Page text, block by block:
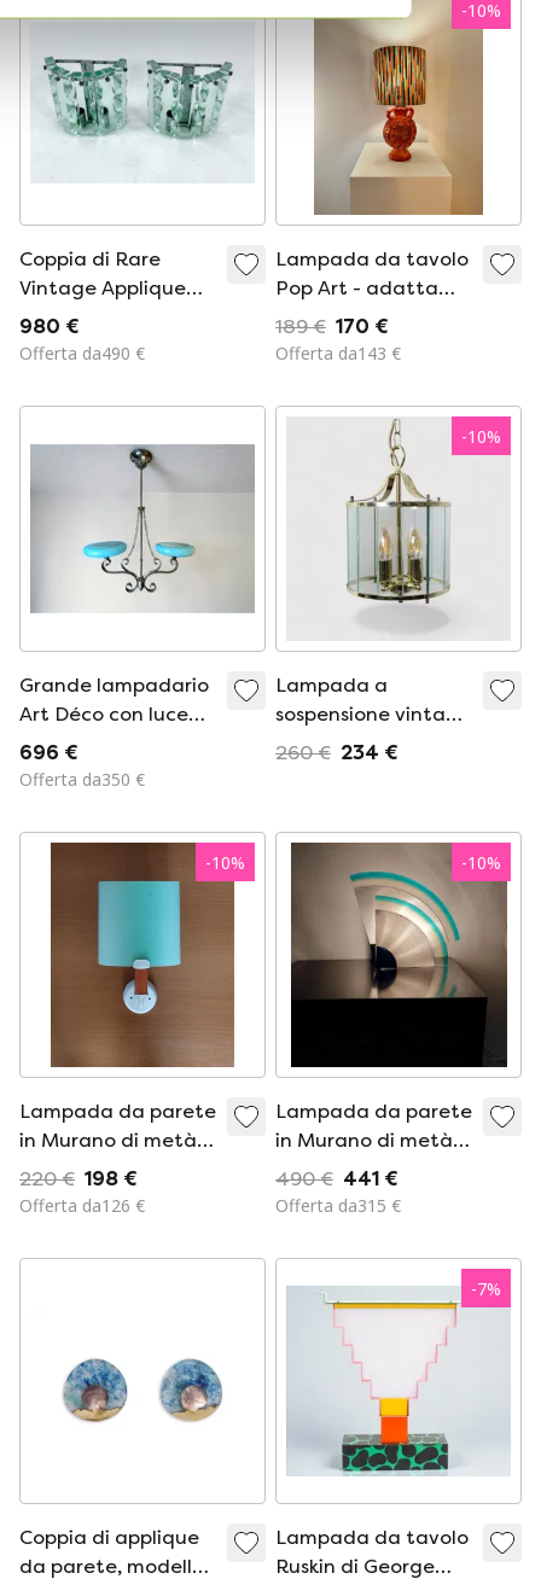
Coppia di Rare
Vintage Applique
d'Arte Zero Quattro
(Italia Anni '70) Stile
980 €
Offerta da490 €
-10%
Lampada da tavolo
Pop Art - adatta
per uso esterno -
realizzata con
senza fili
189 € 170 €
Offerta da143 €
Grande lampadario
Art Déco con luce
rivolta verso l'alto e
paralumi in vetro
696 €
Offerta da350 €
-10%
Lampada a
sospensione vintage
in ottone e vetro
260 € 234 €
-10%
Lampada da parete
in Murano di metà
secolo di Zonca
220 € 198 €
Offerta da126 €
-10%
Lampada da parete
in Murano di metà
secolo di Leucos
490 € 441 €
Offerta da315 €
Coppia di applique
da parete, modello
-7%
Lampada da tavolo
Ruskin di George